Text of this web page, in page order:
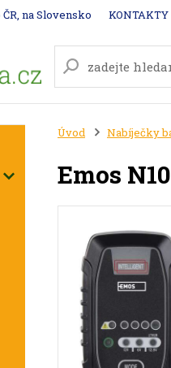
na Slovensko KONTAKTY
Úvod Nabíječky
Emos